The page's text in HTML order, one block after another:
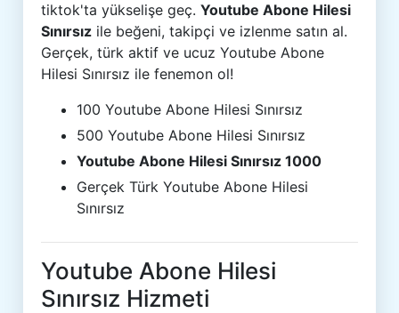
tiktok'ta yükselişe geç.Youtube Abone Hilesi
Sınırsız ile beğeni, takipçi ve izlenme satın al.
Gerçek, türk aktif ve ucuz Youtube Abone
Hilesi Sınırsız ile fenemon ol!
100 Youtube Abone Hilesi Sınırsız
500 Youtube Abone Hilesi Sınırsız
Youtube Abone Hilesi Sınırsız 1000
Gerçek Türk Youtube Abone Hilesi
Sınırsız
Youtube Abone Hilesi
Sınırsız Hizmeti